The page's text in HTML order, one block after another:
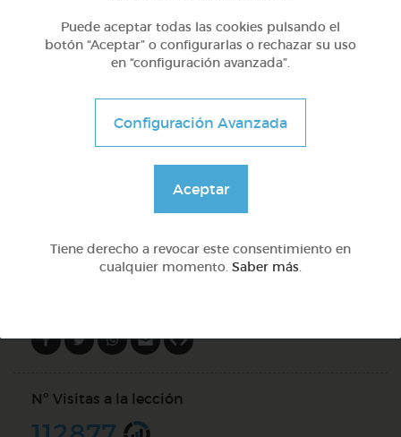
1º Primaria (6-7 años)
Educación vial en galego
DOCS (2)
Nº Visitas a la lección
Puede aceptar todas las cookies pulsando el
botón “Aceptar” o configurarlas o rechazar su uso
en “configuración avanzada”.
Configuración Avanzada
Aceptar
Tiene derecho a revocar este consentimiento en
cualquier momento. Saber más.